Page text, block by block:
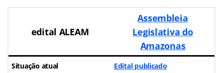
edital ALEAM
Assembleia
Legislativa do
Amazonas
Situação atual Edital publicado